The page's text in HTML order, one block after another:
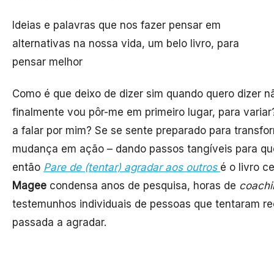
Ideias e palavras que nos fazer pensar em
alternativas na nossa vida, um belo livro, para
pensar melhor
Como é que deixo de dizer sim quando quero dizer
finalmente vou pôr-me em primeiro lugar, para
a falar por mim? Se se sente preparado para
mudança em ação – dando passos tangíveis para
então Pare de (tentar) agradar aos outros é o livro
Magee condensa anos de pesquisa, horas de
testemunhos individuais de pessoas que tentaram
passada a agradar.